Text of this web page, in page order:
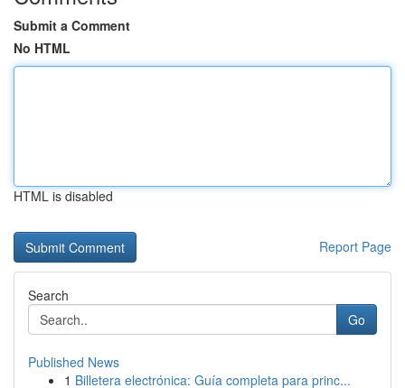
Submit a Comment
No HTML
HTML is disabled
Report Page
Search
Go
Published News
1 Billetera electrónica: Guía completa para princ...